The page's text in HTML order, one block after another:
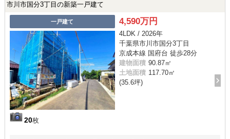
市川市国分3丁目の新築一戸建て
一戸建て
20枚
4,590万円
4LDK / 2026年
千葉県市川市国分3丁目
京成本線 国府台 徒歩28分
建物面積 90.87㎡
土地面積 117.70㎡
(35.6坪)